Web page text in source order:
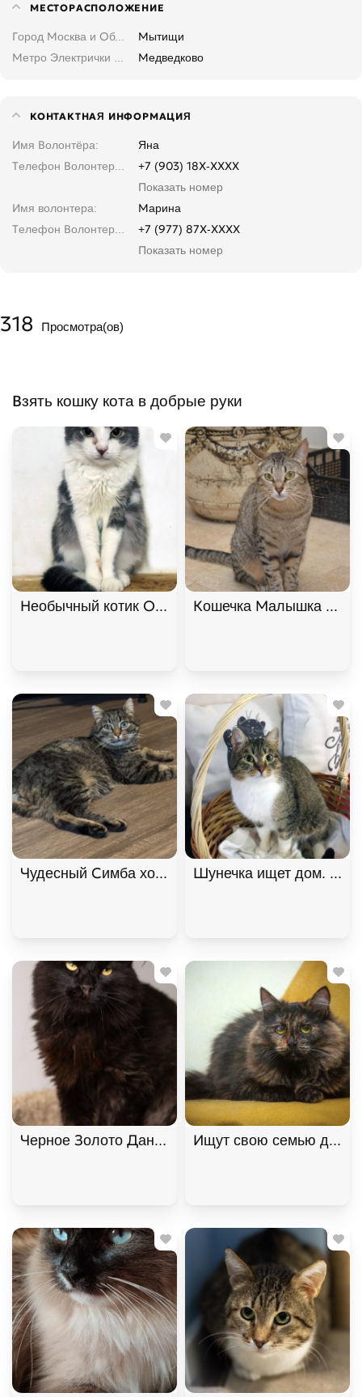
МЕСТОРАСПОЛОЖЕНИЕ
Город Москва и Область
Мытищи
Метро Электрички Москва и область
Медведково
КОНТАКТНАЯ ИНФОРМАЦИЯ
Имя Волонтёра
Яна
Телефон Волонтера. Введите, не копируйте
+7 (903) 18X-XXXX
Показать номер
Имя волонтера
Марина
Телефон Волонтера. Введите, не копируйте
+7 (977) 87X-XXXX
Показать номер
318 Просмотра(ов)
Взять кошку кота в добрые руки
Необычный котик Омлет ищет дом. В дар!
Кошечка Малышка
Чудесный Симба хочет подарить любовь. В дар!
Шунечка ищет дом. В
Черное Золото Данила ищет дом. В дар!
Ищут свою семью два